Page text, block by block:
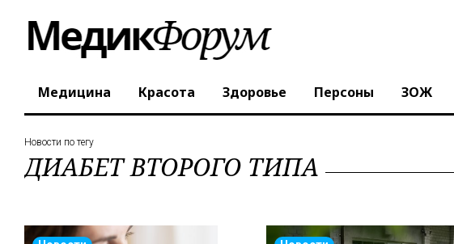
Медицина Красота Здоровье Персоны ЗОЖ
Новости по тегу
ДИАБЕТ ВТОРОГО ТИПА